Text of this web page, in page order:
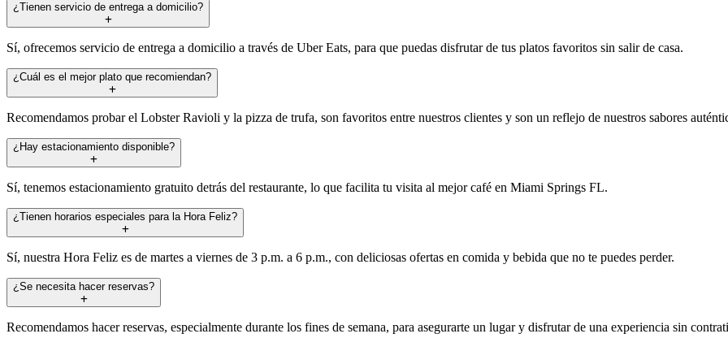
¿Tienen servicio de entrega a domicilio?
Sí, ofrecemos servicio de entrega a domicilio a través de Uber Eats, para que puedas disfrutar de tus platos favoritos sin salir de casa.
¿Cuál es el mejor plato que recomiendan?
Recomendamos probar el Lobster Ravioli y la pizza de trufa, son favoritos entre nuestros clientes y son un reflejo de nuestros sabores
¿Hay estacionamiento disponible?
Sí, tenemos estacionamiento gratuito detrás del restaurante, lo que facilita tu visita al mejor café en Miami Springs FL.
¿Tienen horarios especiales para la Hora Feliz?
Sí, nuestra Hora Feliz es de martes a viernes de 3 p.m. a 6 p.m., con deliciosas ofertas en comida y bebida que no te puedes perder.
¿Se necesita hacer reservas?
Recomendamos hacer reservas, especialmente durante los fines de semana, para asegurarte un lugar y disfrutar de una experiencia sin